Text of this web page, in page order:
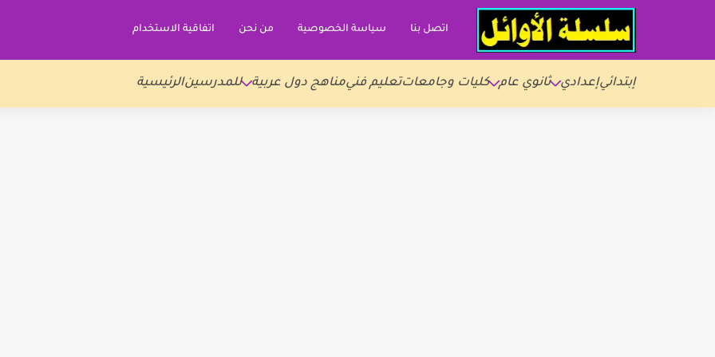
اتصل بنا سياسة الخصوصية من نحن اتفاقية الاستخدام
إبتدائيإعدادي ثانوي عام كليات وجامعاتتعليم فنيمناهج دول عربية للمدرسينالرئيسية